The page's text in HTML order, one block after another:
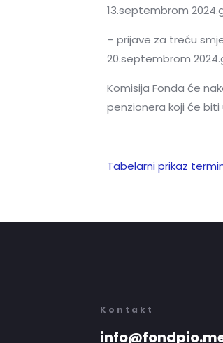
13.septembrom
– prijave za treću
20.septembrom
Komisija Fonda će
penzionera koji će
Tabelarni prikaz
Kontakt